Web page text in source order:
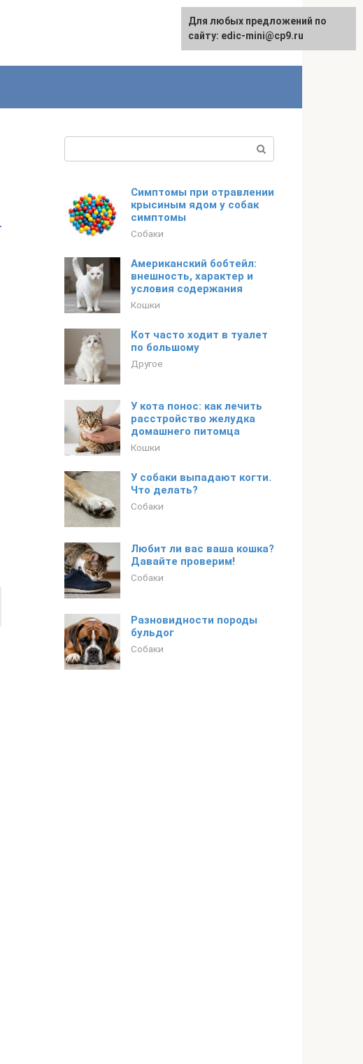
Симптомы при отравлении
крысиным ядом у собак
симптомы
Собаки
Американский бобтейл:
внешность, характер и
условия содержания
Кошки
Кот часто ходит в туалет
по большому
Другое
У кота понос: как лечить
расстройство желудка
домашнего питомца
Кошки
У собаки выпадают когти.
Что делать?
Собаки
Любит ли вас ваша кошка?
Давайте проверим!
Собаки
Разновидности породы
бульдог
Собаки
Для любых предложений по
сайту: edic-mini@cp9.ru